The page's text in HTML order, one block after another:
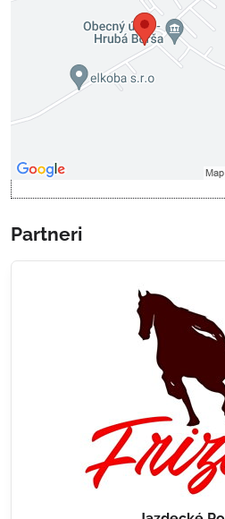
Prajete si načítať externý
Povoliť tentokrát
Povoliť a zapamätať - súhlas s
Partneri